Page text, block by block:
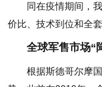
同在疫情期间，
价比、技术到位和全
全球军售市场“
根据斯德哥尔摩